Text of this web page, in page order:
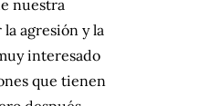
nuestra
agresión y la
interesado
que tienen